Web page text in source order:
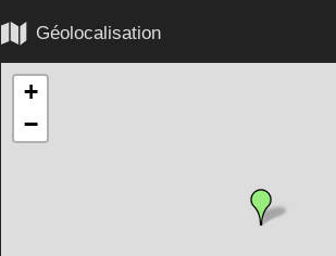
 Géolocalisation
+
−